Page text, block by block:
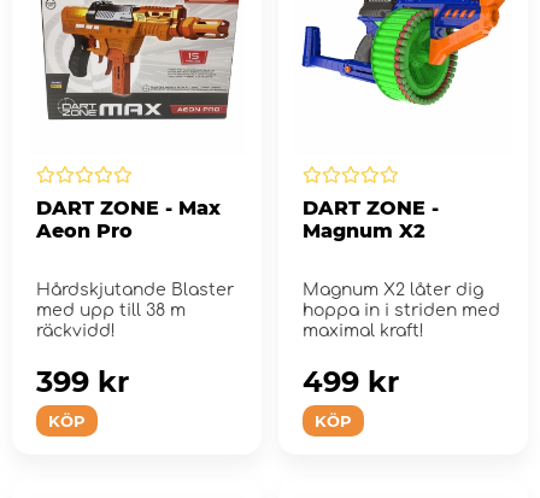
DART ZONE - Max
Aeon Pro
Hårdskjutande Blaster
med upp till 38 m
räckvidd!
KÖP
399 kr
DART ZONE -
Magnum X2
Magnum X2 låter dig
hoppa in i striden med
maximal kraft!
KÖP
499 kr